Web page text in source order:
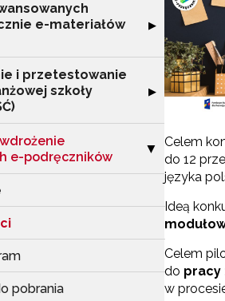
e-materiałów
Rozwiń sekcję
▶
i przetestowanie
szkoły
Rozwiń sekcję
▶
e-podręczników
Zwiń sekcję
▶
pobrania
Celem
do 12
języka
Ideą
Celem
do pracy
w